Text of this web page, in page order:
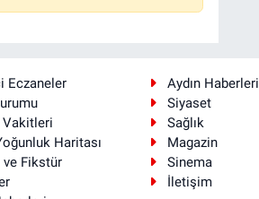
Eczaneler
Vakitleri
Haritası
ve Fikstür
Aydın Haberleri
Siyaset
Sağlık
Magazin
Sinema
İletişim